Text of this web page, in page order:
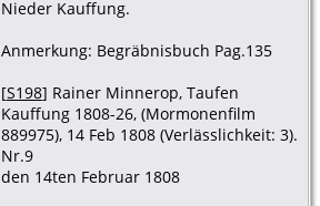
Nieder Kauffung.
Anmerkung: Begräbnisbuch Pag.135
[S198] Rainer Minnerop, Taufen
Kauffung 1808-26, (Mormonenfilm
889975), 14 Feb 1808 (Verlässlichkeit: 3).
Nr.9
den 14ten Februar 1808